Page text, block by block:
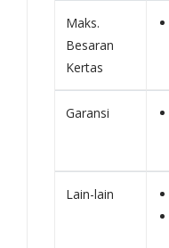
Maks.
Besaran
Kertas
Garansi
Lain-lain